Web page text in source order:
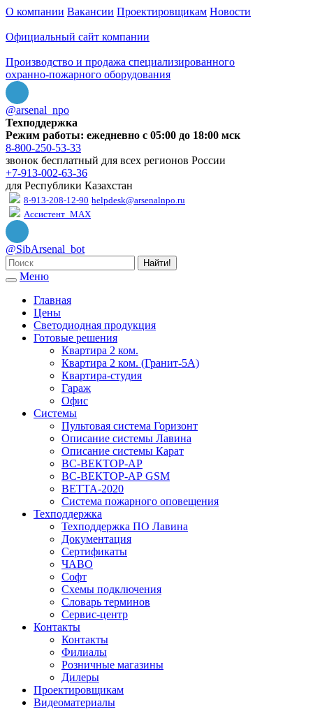
О компании Вакансии Проектировщикам Новости
Официальный сайт компании
Производство и продажа специализированного
охранно-пожарного оборудования
@arsenal_npo
Техподдержка
Режим работы: ежедневно с 05:00 до 18:00 мск
8-800-250-53-33
звонок бесплатный для всех регионов России
+7-913-002-63-36
для Республики Казахстан
8-913-208-12-90 helpdesk@arsenalnpo.ru
Ассистент_MAX
@SibArsenal_bot
Найти!
Меню
Главная
Цены
Светодиодная продукция
Готовые решения
Квартира 2 ком.
Квартира 2 ком. (Гранит-5А)
Квартира-студия
Гараж
Офис
Системы
Пультовая система Горизонт
Описание системы Лавина
Описание системы Карат
ВС-ВЕКТОР-АР
ВС-ВЕКТОР-АР GSM
ВЕТТА-2020
Система пожарного оповещения
Техподдержка
Техподдержка ПО Лавина
Документация
Сертификаты
ЧАВО
Софт
Схемы подключения
Словарь терминов
Сервис-центр
Контакты
Контакты
Филиалы
Розничные магазины
Дилеры
Проектировщикам
Видеоматериалы